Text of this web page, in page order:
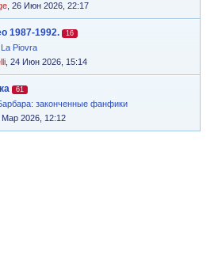
, 26 Июн 2026, 22:17
1987-1992. 16
Piovra
, 24 Июн 2026, 15:14
61
законченные фанфики
Мар 2026, 12:12